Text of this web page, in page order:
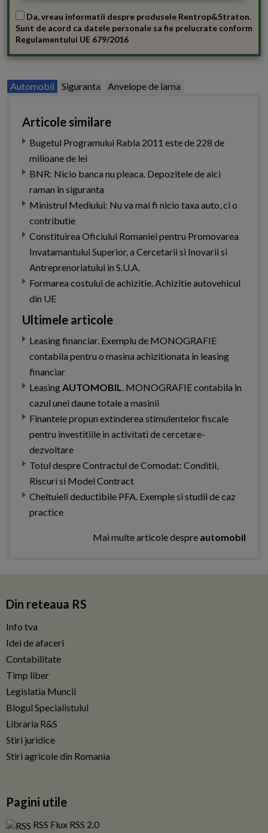
Da, vreau informatii despre produsele Rentrop&Straton.
Sunt de acord ca datele personale sa fie prelucrate conform
Regulamentului UE 679/2016
Automobil Siguranta Anvelope de iarna
Articole similare
Bugetul Programului Rabla 2011 este de 228 de
milioane de lei
BNR: Nicio banca nu pleaca. Depozitele de aici
raman in siguranta
Ministrul Mediului: Nu va mai fi nicio taxa auto, ci o
contributie
Constituirea Oficiului Romaniei pentru Promovarea
Invatamantului Superior, a Cercetarii si Inovarii si
Antreprenoriatului in S.U.A.
Formarea costului de achizitie. Achizitie autovehicul
din UE
Ultimele articole
Leasing financiar. Exemplu de MONOGRAFIE
contabila pentru o masina achizitionata in leasing
financiar
LeasingAUTOMOBIL. MONOGRAFIE contabila in
cazul unei daune totale a masinii
Finantele propun extinderea stimulentelor fiscale
pentru investitiile in activitati de cercetare-
dezvoltare
Totul despre Contractul de Comodat: Conditii,
Riscuri si Model Contract
Cheltuieli deductibile PFA. Exemple si studii de caz
practice
Mai multe articole despre automobil
Din reteaua RS
Info tva
Idei de afaceri
Contabilitate
Timp liber
Legislatia Muncii
Blogul Specialistului
Libraria R&S
Stiri juridice
Stiri agricole din Romania
Pagini utile
RSS Flux RSS 2.0